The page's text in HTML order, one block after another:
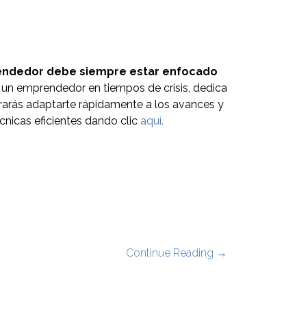
debe siempre estar enfocado
un emprendedor en tiempos de crisis, dedica
adaptarte rápidamente a los avances y
eficientes dando clic aquí.
Continue Reading →